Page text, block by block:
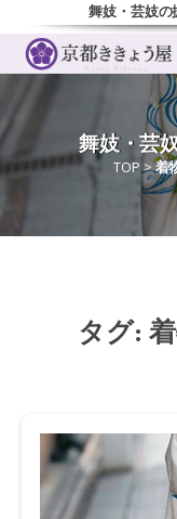
舞妓・芸妓の
舞妓・芸
TOP>着
タグ: